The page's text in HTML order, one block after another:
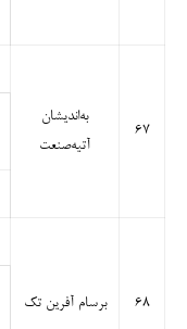
۶۷
به‌اندیشان
آتیه‌صنعت
۶۸ برسام آفرین تک